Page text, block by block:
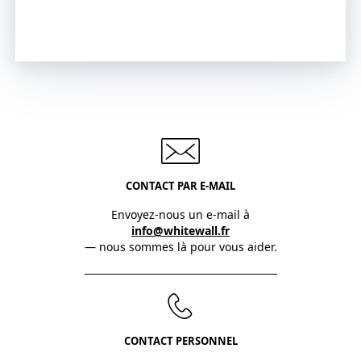
CONTACT PAR E-MAIL
Envoyez-nous un e-mail à
info@whitewall.fr
— nous sommes là pour vous aider.
CONTACT PERSONNEL